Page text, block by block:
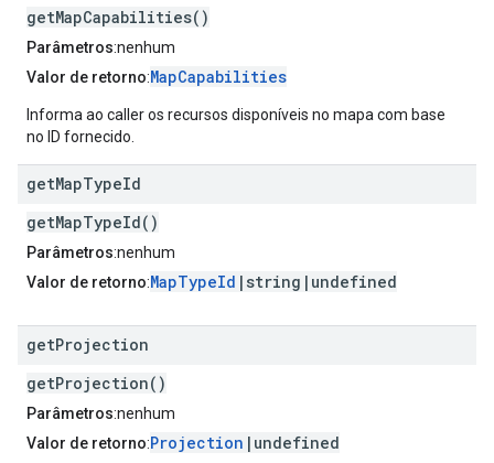
getMapCapabilities()
Parâmetros:nenhum
Valor de retorno:MapCapabilities
Informa ao caller os recursos disponíveis no mapa com base
no ID fornecido.
getMapTypeId
getMapTypeId()
Parâmetros:nenhum
Valor de retorno:MapTypeId |string|undefined
getProjection
getProjection()
Parâmetros:nenhum
Valor de retorno:Projection |undefined